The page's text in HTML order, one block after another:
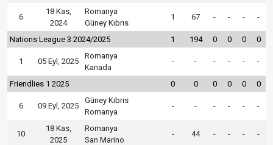
6
18 Kas,
2024
Romanya
Güney Kıbrıs
1 67 - - - -
Nations League 3 2024/2025 1 194 0 0 0 0
1 05 Eyl, 2025
Romanya
Kanada
- - - - - -
Friendlies 1 2025 0 0 0 0 0 0
6 09 Eyl, 2025
Güney Kıbrıs
Romanya
- - - - - -
10
18 Kas,
2025
Romanya
San Marino
- 44 - - - -